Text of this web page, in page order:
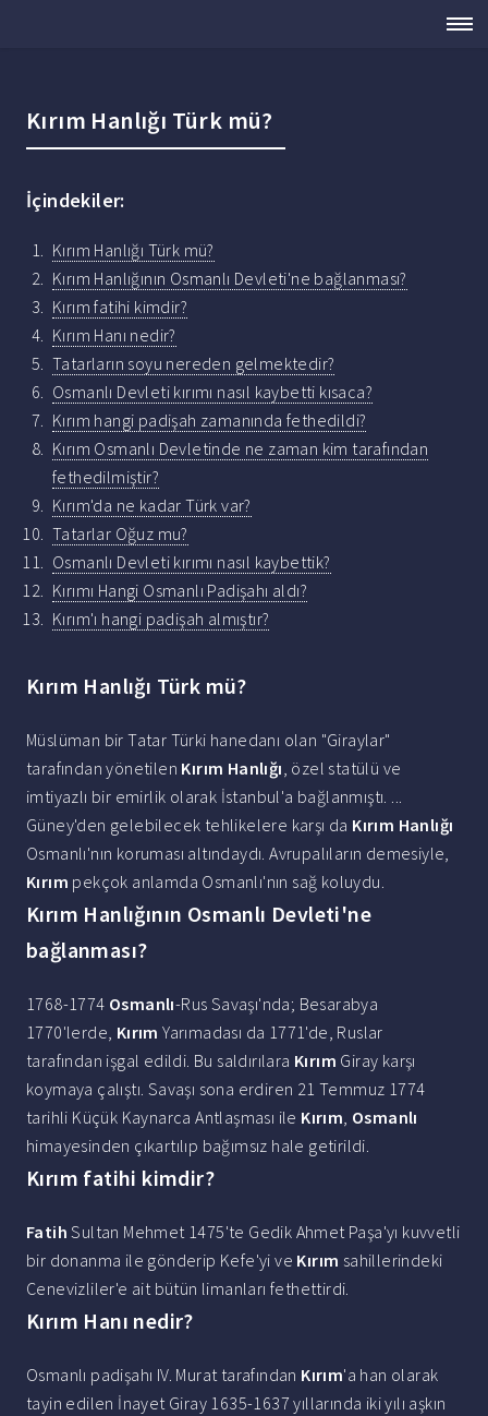
Kırım Hanlığı Türk mü?
İçindekiler:
Kırım Hanlığı Türk mü?
Kırım Hanlığının Osmanlı Devleti'ne bağlanması?
Kırım fatihi kimdir?
Kırım Hanı nedir?
Tatarların soyu nereden gelmektedir?
Osmanlı Devleti kırımı nasıl kaybetti kısaca?
Kırım hangi padişah zamanında fethedildi?
Kırım Osmanlı Devletinde ne zaman kim tarafından
fethedilmiştir?
Kırım'da ne kadar Türk var?
Tatarlar Oğuz mu?
Osmanlı Devleti kırımı nasıl kaybettik?
Kırımı Hangi Osmanlı Padişahı aldı?
Kırım'ı hangi padişah almıştır?
Kırım Hanlığı Türk mü?
Müslüman bir Tatar Türki hanedanı olan "Giraylar"
tarafından yönetilen Kırım Hanlığı, özel statülü ve
imtiyazlı bir emirlik olarak İstanbul'a bağlanmıştı. ...
Güney'den gelebilecek tehlikelere karşı da Kırım Hanlığı
Osmanlı'nın koruması altındaydı. Avrupalıların demesiyle,
Kırım pekçok anlamda Osmanlı'nın sağ koluydu.
Kırım Hanlığının Osmanlı Devleti'ne
bağlanması?
1768-1774 Osmanlı-Rus Savaşı'nda; Besarabya
1770'lerde, Kırım Yarımadası da 1771'de, Ruslar
tarafından işgal edildi. Bu saldırılara Kırım Giray karşı
koymaya çalıştı. Savaşı sona erdiren 21 Temmuz 1774
tarihli Küçük Kaynarca Antlaşması ile Kırım, Osmanlı
himayesinden çıkartılıp bağımsız hale getirildi.
Kırım fatihi kimdir?
Fatih Sultan Mehmet 1475'te Gedik Ahmet Paşa'yı kuvvetli
bir donanma ile gönderip Kefe'yi ve Kırım sahillerindeki
Cenevizliler'e ait bütün limanları fethettirdi.
Kırım Hanı nedir?
Osmanlı padişahı IV. Murat tarafından Kırım'a han olarak
tayin edilen İnayet Giray 1635-1637 yıllarında iki yılı aşkın